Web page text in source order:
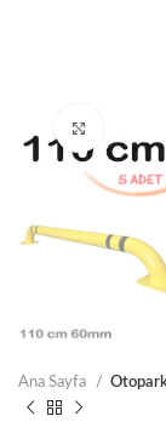
Ana Sayfa